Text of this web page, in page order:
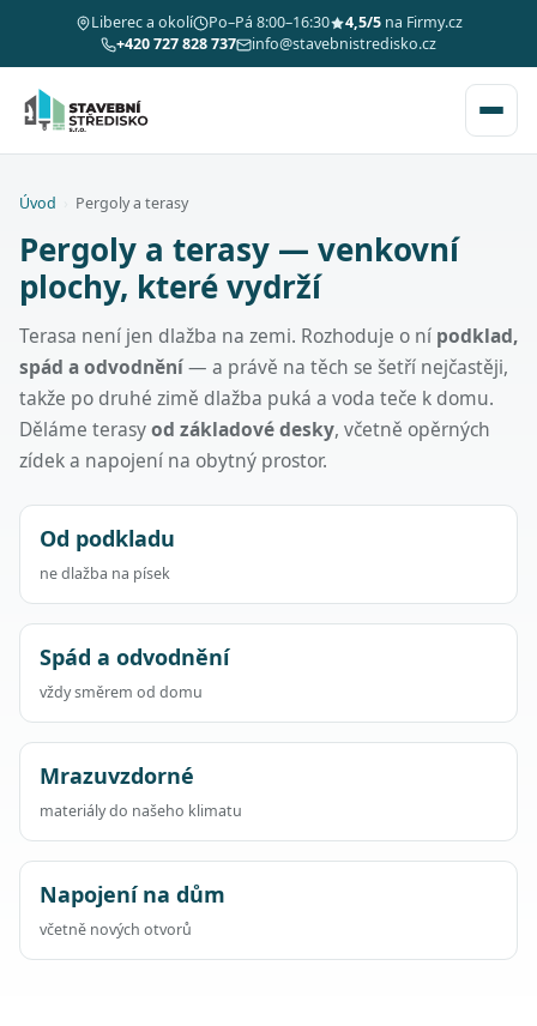
Liberec a okolí Po–Pá 8:00–16:30 4,5/5na Firmy.cz
+420 727 828 737
info@stavebnistredisko.cz
Úvod Pergoly a terasy
Pergoly a terasy — venkovní
plochy, které vydrží
Terasa není jen dlažba na zemi. Rozhoduje o ní podklad,
spád a odvodnění— a právě na těch se šetří nejčastěji,
takže po druhé zimě dlažba puká a voda teče k domu.
Děláme terasyod základové desky, včetně opěrných
zídek a napojení na obytný prostor.
Od podkladu
ne dlažba na písek
Spád a odvodnění
vždy směrem od domu
Mrazuvzdorné
materiály do našeho klimatu
Napojení na dům
včetně nových otvorů